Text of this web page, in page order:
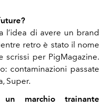
l’idea di avere un brand
retro è stato il nome
per PigMagazine.
contaminazioni passate
Super.
marchio trainante